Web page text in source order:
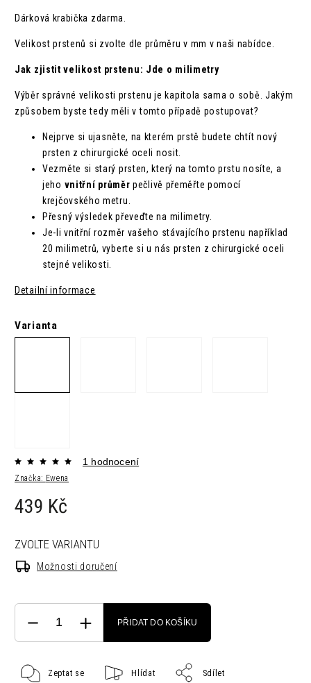
Dárková krabička zdarma.
Velikost prstenů si zvolte dle průměru v mm v naši nabídce.
Jak zjistit velikost prstenu: Jde o milimetry
Výběr správné velikosti prstenu je kapitola sama o sobě. Jakým
způsobem byste tedy měli v tomto případě postupovat?
Nejprve si ujasněte, na kterém prstě budete chtít nový
prsten z chirurgické oceli nosit.
Vezměte si starý prsten, který na tomto prstu nosíte, a
jeho vnitřní průměr pečlivě přeměřte pomocí
krejčovského metru.
Přesný výsledek převeďte na milimetry.
Je-li vnitřní rozměr vašeho stávajícího prstenu například
20 milimetrů, vyberte si u nás prsten z chirurgické oceli
stejné velikosti.
Detailní informace
Varianta
Značka: Ewena
1 hodnocení
439 Kč
ZVOLTE VARIANTU
Možnosti doručení
PŘIDAT DO KOŠÍKU
Zeptat se Hlídat Sdílet